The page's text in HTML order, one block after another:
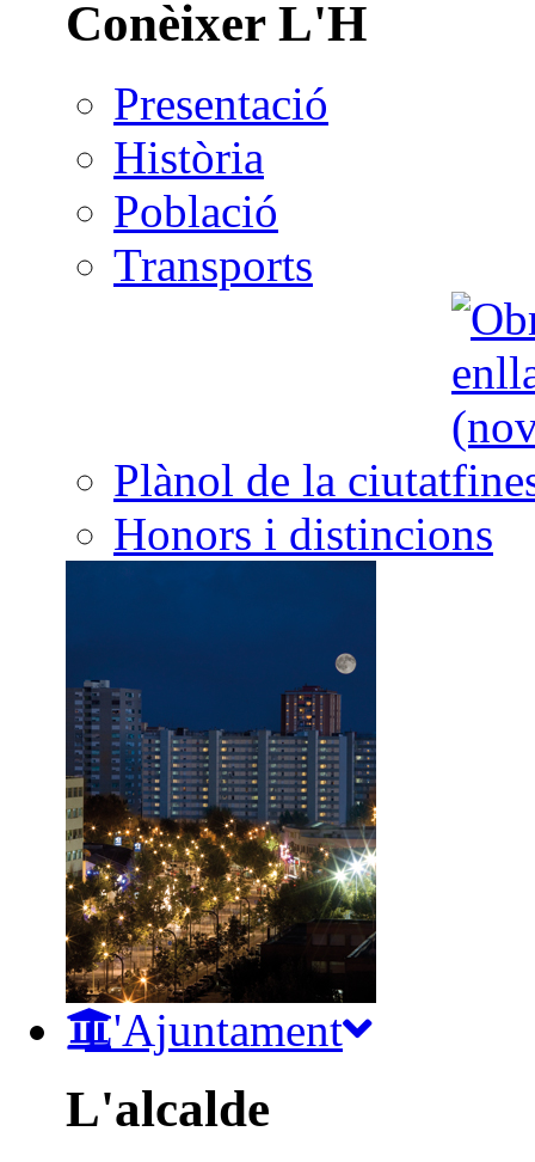
Conèixer L'H
Presentació
Història
Població
Transports
Plànol de la ciutat
Honors i distincions
L'Ajuntament
L'alcalde